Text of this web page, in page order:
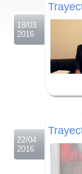
18/03
2016
22/04
2016